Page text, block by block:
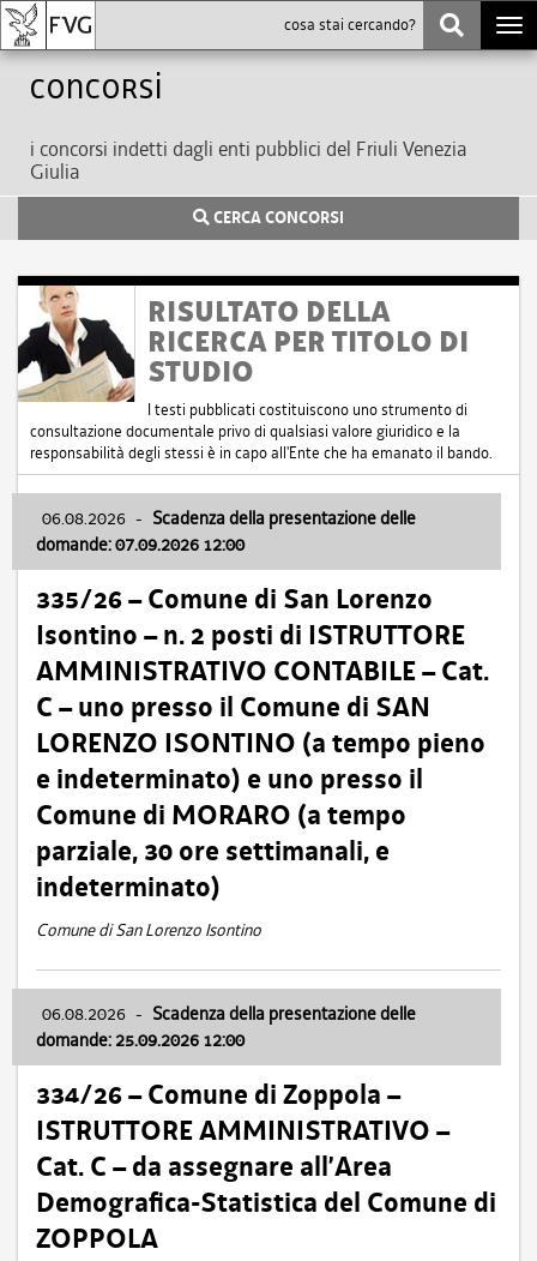
Concorsi
i concorsi indetti dagli enti pubblici del Friuli Venezia
Giulia
CERCA CONCORSI
RISULTATO DELLA
RICERCA PER TITOLO DI
STUDIO
I testi pubblicati costituiscono uno strumento di
consultazione documentale privo di qualsiasi valore giuridico e la
responsabilità degli stessi è in capo all'Ente che ha emanato il bando.
06.08.2026 - Scadenza della presentazione delle
domande: 07.09.2026 12:00
335/26 – Comune di San Lorenzo
Isontino – n. 2 posti di ISTRUTTORE
AMMINISTRATIVO CONTABILE – Cat.
C – uno presso il Comune di SAN
LORENZO ISONTINO (a tempo pieno
e indeterminato) e uno presso il
Comune di MORARO (a tempo
parziale, 30 ore settimanali, e
indeterminato)
Comune di San Lorenzo Isontino
06.08.2026 - Scadenza della presentazione delle
domande: 25.09.2026 12:00
334/26 – Comune di Zoppola –
ISTRUTTORE AMMINISTRATIVO –
Cat. C – da assegnare all’Area
Demografica-Statistica del Comune di
ZOPPOLA